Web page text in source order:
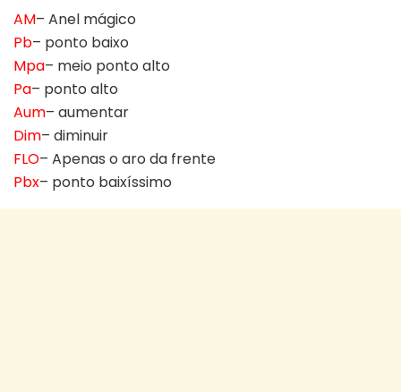
AM– Anel mágico
Pb– ponto baixo
Mpa– meio ponto alto
Pa– ponto alto
Aum– aumentar
Dim– diminuir
FLO– Apenas o aro da frente
Pbx– ponto baixíssimo